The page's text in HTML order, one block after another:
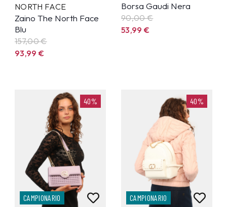
NORTH FACE
Zaino The North Face
Blu
157,00 €
93,99€
Borsa Gaudi Nera
90,00 €
53,99€
40%
CAMPIONARIO
40%
CAMPIONARIO